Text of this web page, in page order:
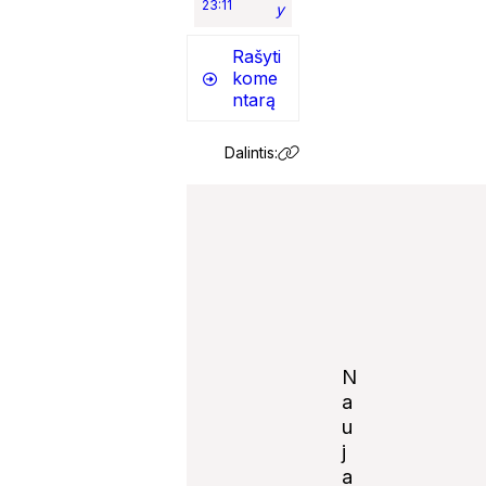
23:11 y
Rašyti
kome
ntarą
Dalintis:
N
a
u
j
a